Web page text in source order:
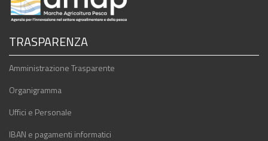
TRASPARENZA
Amministrazione Trasparente
Organigramma
Uffici e Personale
IBAN e pagamenti informatici